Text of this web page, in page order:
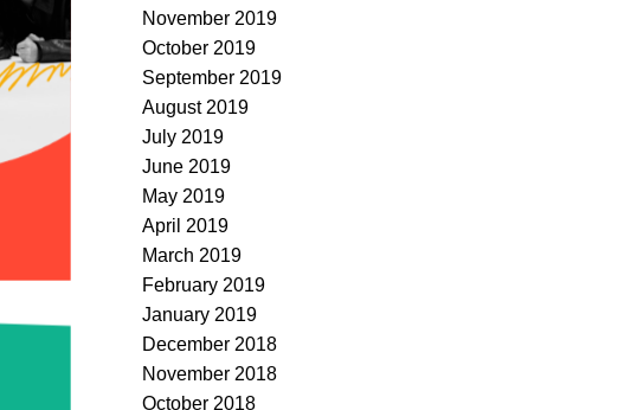
November 2019
October 2019
September 2019
August 2019
July 2019
June 2019
May 2019
April 2019
March 2019
February 2019
January 2019
December 2018
November 2018
October 2018